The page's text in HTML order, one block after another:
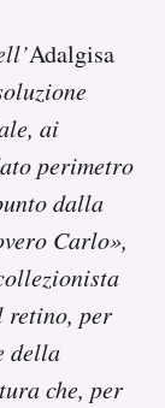
Adalgisa
ai
perimetro
dalla
Carlo»,
retino, per
della
che, per